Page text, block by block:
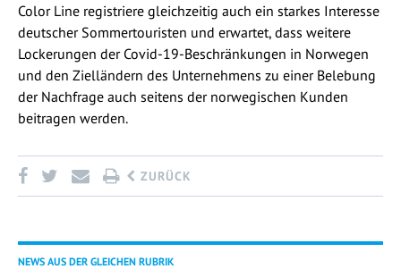
Color Line registriere gleichzeitig auch ein starkes Interesse
deutscher Sommertouristen und erwartet, dass weitere
Lockerungen der Covid-19-Beschränkungen in Norwegen
und den Zielländern des Unternehmens zu einer Belebung
der Nachfrage auch seitens der norwegischen Kunden
beitragen werden.
ZURÜCK
NEWS AUS DER GLEICHEN RUBRIK